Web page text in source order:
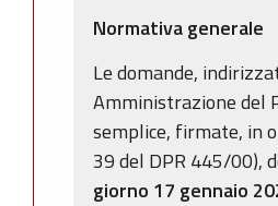
Normativa generale
Le domande,
Amministrazione del
semplice, firmate, in
39 del DPR 445/00),
giorno 17 gennaio